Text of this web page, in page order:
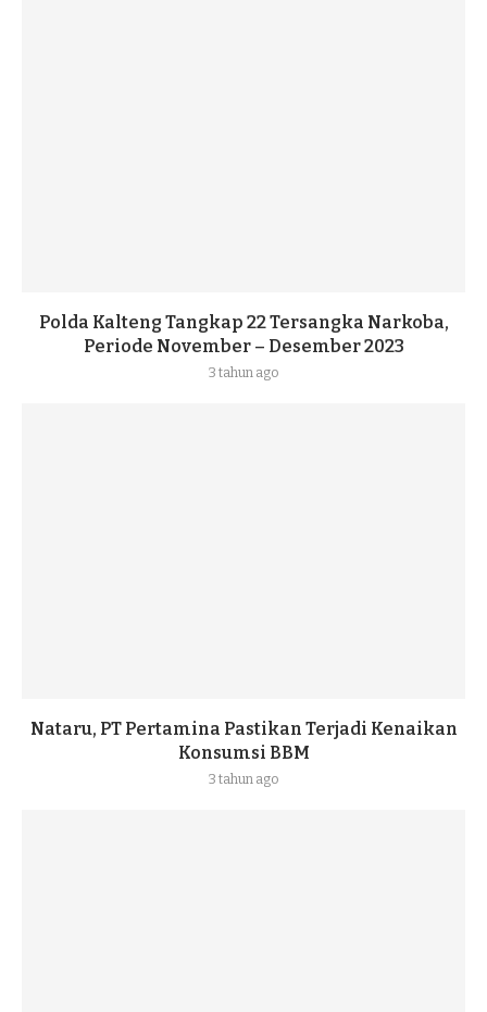
Polda Kalteng Tangkap 22 Tersangka Narkoba,
Periode November – Desember 2023
3 tahun ago
Nataru, PT Pertamina Pastikan Terjadi Kenaikan
Konsumsi BBM
3 tahun ago